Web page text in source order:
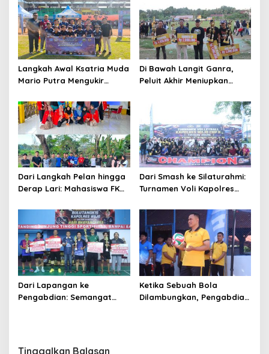
Langkah Awal Ksatria Muda
Mario Putra Mengukir
Di Bawah Langit Ganra,
Peluit Akhir Meniupkan
Bola
Dari Langkah Pelan hingga
Derap Lari: Mahasiswa FKM
Sehat di Desa Congko
Dari Smash ke Silaturahmi:
Turnamen Voli Kapolres
Kekompakan di Hari
Bhayangkara ke-80
Dari Lapangan ke
Pengabdian: Semangat
Ketika Sebuah Bola
Dilambungkan, Pengabdian
Tinggalkan Balasan